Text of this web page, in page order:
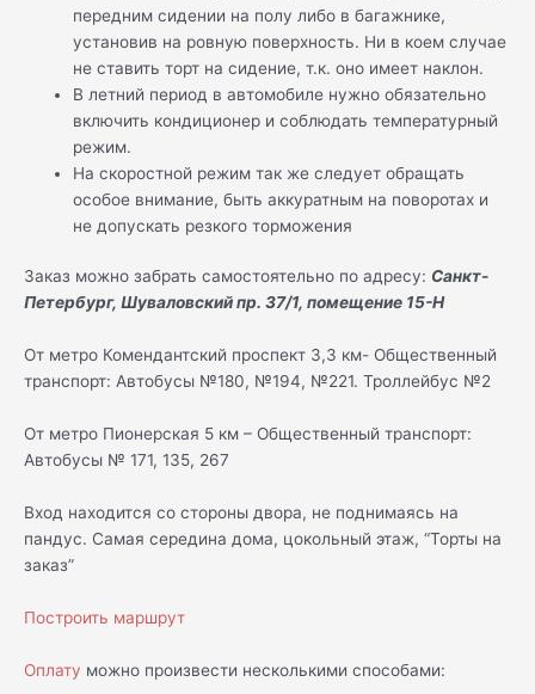
передним сидении на полу либо в багажнике,
установив на ровную поверхность. Ни в коем случае
не ставить торт на сидение, т.к. оно имеет наклон.
В летний период в автомобиле нужно обязательно
включить кондиционер и соблюдать температурный
режим.
На скоростной режим так же следует обращать
особое внимание, быть аккуратным на поворотах и
не допускать резкого торможения
Заказ можно забрать самостоятельно по адресу: Санкт-
Петербург, Шуваловский пр. 37/1, помещение 15-Н
От метро Комендантский проспект 3,3 км- Общественный
транспорт: Автобусы №180, №194, №221. Троллейбус №2
От метро Пионерская 5 км – Общественный транспорт:
Автобусы № 171, 135, 267
Вход находится со стороны двора, не поднимаясь на
пандус. Самая середина дома, цокольный этаж, “Торты на
заказ”
Построить маршрут
Оплату можно произвести несколькими способами: